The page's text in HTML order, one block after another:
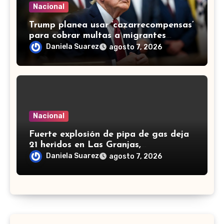
Nacional
Trump planea usar ‘cazarrecompensas’
para cobrar multas a migrantes
deportados, incluidos mexicanos
Daniela Suarez agosto 7, 2026
Nacional
Fuerte explosión de pipa de gas deja
21 heridos en Las Granjas,
Cuernavaca; dos son menores
Daniela Suarez agosto 7, 2026